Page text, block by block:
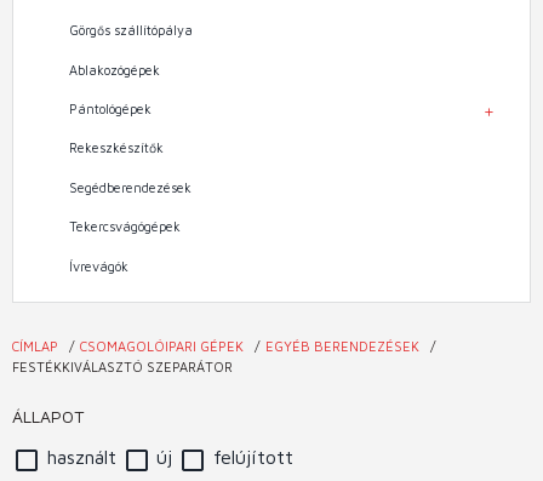
Jelenlegi
CÍMLAP CSOMAGOLÓIPARI GÉPEK
EGYÉB BERENDEZÉSEK
FESTÉKKIVÁLASZTÓ SZEPARÁTOR
ÁLLAPOT
használt új felújított
Görgős szállítópálya
Ablakozógépek
Pántológépek
Rekeszkészítők
Segédberendezések
Tekercsvágógépek
Ívrevágók